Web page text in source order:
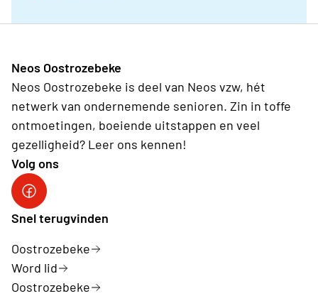
Neos Oostrozebeke
Neos Oostrozebeke is deel van Neos vzw, hét
netwerk van ondernemende senioren. Zin in toffe
ontmoetingen, boeiende uitstappen en veel
gezelligheid? Leer ons kennen!
Volg ons
Snel terugvinden
Oostrozebeke
Word lid
Oostrozebeke